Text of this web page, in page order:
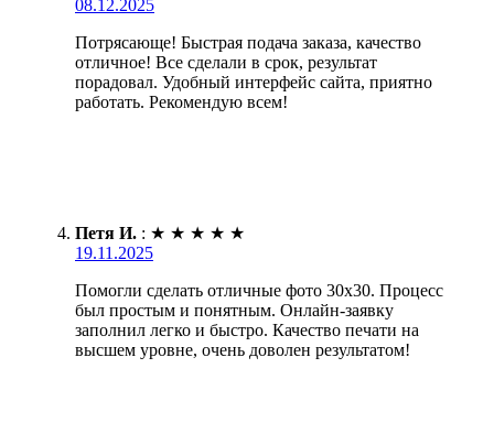
08.12.2025
Потрясающе! Быстрая подача заказа, качество
отличное! Все сделали в срок, результат
порадовал. Удобный интерфейс сайта, приятно
работать. Рекомендую всем!
Петя И. : ★ ★ ★ ★ ★
19.11.2025
Помогли сделать отличные фото 30х30. Процесс
был простым и понятным. Онлайн-заявку
заполнил легко и быстро. Качество печати на
высшем уровне, очень доволен результатом!